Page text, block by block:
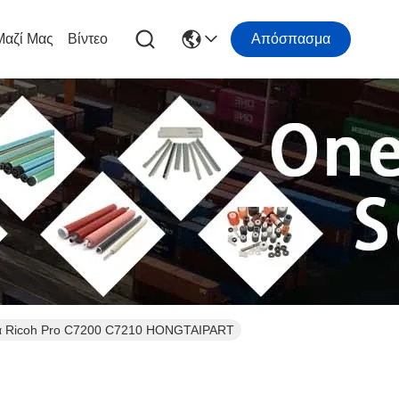
Μας Βίντεο Απόσπασμα
Ricoh Pro C7200 C7210 HONGTAIPART